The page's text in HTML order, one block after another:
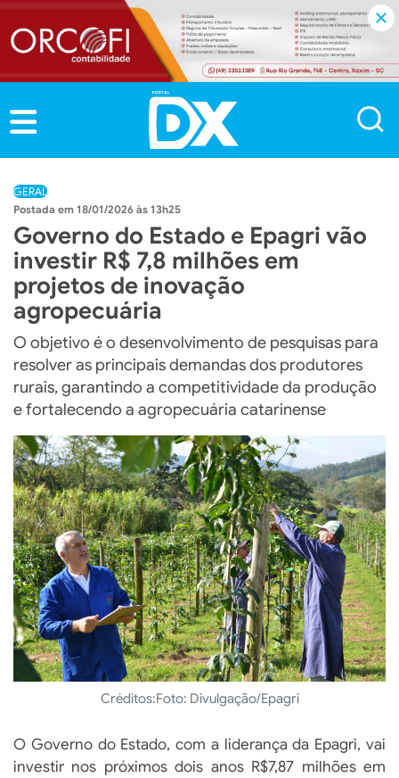
GERAL
18/01/2026 às 13h25
Governo do Estado e Epagri vão
investir R$ 7,8 milhões em
projetos de inovação
agropecuária
O objetivo é o desenvolvimento de pesquisas para
resolver as principais demandas dos produtores
rurais, garantindo a competitividade da produção
e fortalecendo a agropecuária catarinense
Créditos:Foto: Divulgação/Epagri
O Governo do Estado, com a liderança da Epagri, vai
investir nos próximos dois anos R$7,87 milhões em